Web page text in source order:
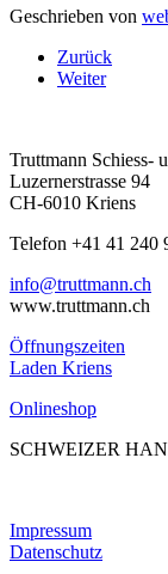
Geschrieben von
Zurück
Weiter
Truttmann Schiess-
Luzernerstrasse 94
CH-6010 Kriens
Telefon +41 41 240
hc.nnamtturt@ofni
www.truttmann.ch
Öffnungszeiten
Laden Kriens
Onlineshop
SCHWEIZER
Impressum
Datenschutz